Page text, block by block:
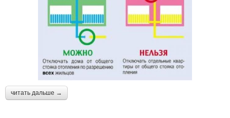
читать дальше →